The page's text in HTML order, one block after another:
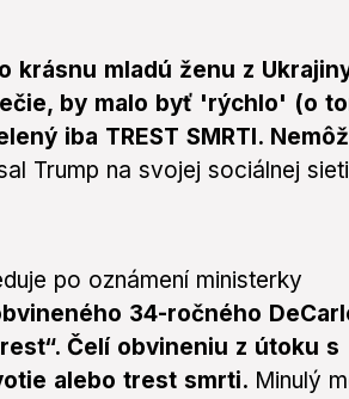
krásnu mladú ženu z
by malo byť 'rýchlo' (o
iba TREST SMRTI.
Trump na svojej sociálnej
po oznámení ministerky
34-ročného
Čelí obvineniu z útoku s
alebo trest smrti. Minulý